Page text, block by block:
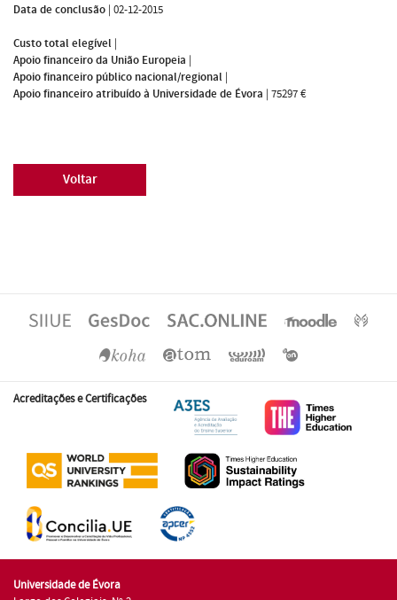
Data de conclusão | 02-12-2015
Custo total elegível |
Apoio financeiro da União Europeia |
Apoio financeiro público nacional/regional |
Apoio financeiro atribuído à Universidade de Évora | 75297 €
Voltar
Acreditações e Certificações
Universidade de Évora